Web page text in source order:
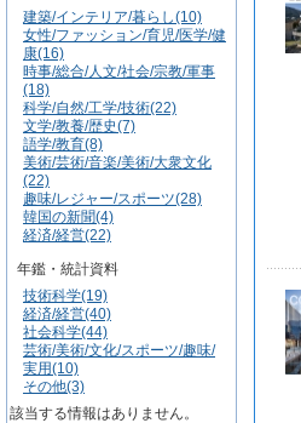
建築/インテリア/暮らし(10)
女性/ファッション/育児/医学/健
康(16)
時事/総合/人文/社会/宗教/軍事
(18)
科学/自然/工学/技術(22)
文学/教養/歴史(7)
語学/教育(8)
美術/芸術/音楽/美術/大衆文化
(22)
趣味/レジャー/スポーツ(28)
韓国の新聞(4)
経済/経営(22)
年鑑・統計資料
技術科学(19)
経済/経営(40)
社会科学(44)
芸術/美術/文化/スポーツ/趣味/
実用(10)
その他(3)
該当する情報はありません。